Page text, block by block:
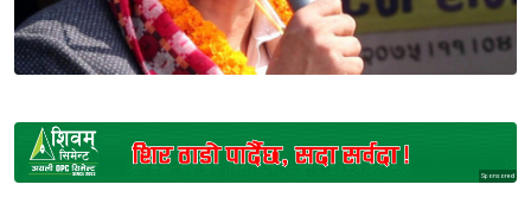
Sponsored